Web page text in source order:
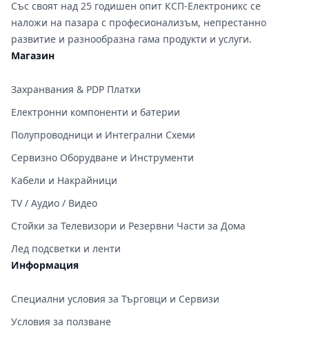
Със своят над 25 годишен опит КСП-Електроникс се
наложи на пазара с професионализъм, непрестанно
развитие и разнообразна гама продукти и услуги.
Магазин
Захранвания & PDP Платки
Електронни компоненти и батерии
Полупроводници и Интегрални Схеми
Сервизно Оборудване и Инструменти
Кабели и Накрайници
TV / Аудио / Видео
Стойки за Телевизори и Резервни Части за Дома
Лед подсветки и ленти
Информация
Специални условия за Търговци и Сервизи
Условия за ползване